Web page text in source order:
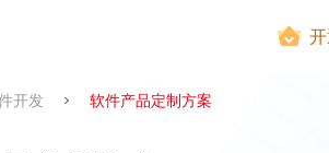
开发 软件产品定制方案